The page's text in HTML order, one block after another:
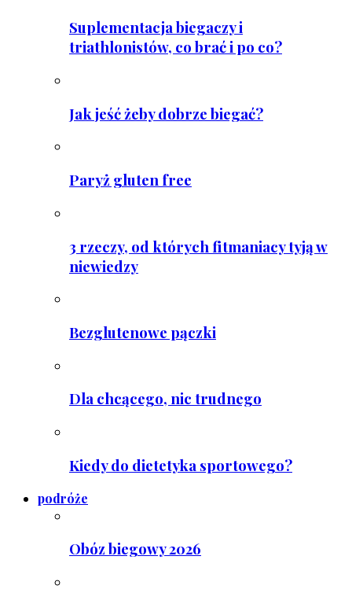
Suplementacja biegaczy i
triathlonistów, co brać i po co?
Jak jeść żeby dobrze biegać?
Paryż gluten free
3 rzeczy, od których fitmaniacy tyją w
niewiedzy
Bezglutenowe pączki
Dla chcącego, nic trudnego
Kiedy do dietetyka sportowego?
podróże
Obóz biegowy 2026